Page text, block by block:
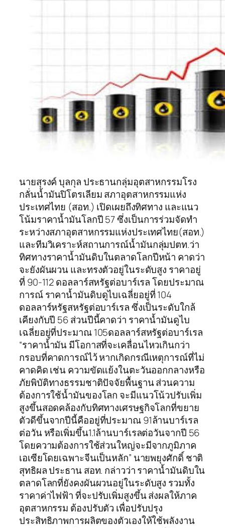
นายสุรงค์ บุลกุล ประธานกลุ่มอุตสาหกรรมโรง
กลั่นน้ำมันปิโตรเลียม สภาอุตสาหกรรมแห่ง
ประเทศไทย (สอท.) เปิดเผยถึงทิศทาง และแนว
โน้มราคาน้ำมันโลกปี 57 ซึ่งเป็นการร่วมจัดทำ
ระหว่างสภาอุตสาหกรรมแห่งประเทศไทย(สอท.)
และทีมวิเคราะห์สถานการณ์น้ำมันกลุ่มปตท.ว่า
ทิศทางราคาน้ำมันดิบในตลาดโลกปีหน้า คาดว่า
จะยังผันผวน และทรงตัวอยู่ในระดับสูง ราคาอยู่
ที่ 90-112 ดอลลาร์สหรัฐต่อบาร์เรล โดยประมาณ
การณ์ ราคาน้ำมันดิบดูไบเฉลี่ยอยู่ที่ 104
ดอลลาร์หรัฐสหรัฐต่อบาร์เรล ซึ่งเป็นระดับใกล้
เคียงกับปี 56 ส่วนปีนี้คาดว่า ราคาน้ำมันดูไบ
เฉลี่ยอยู่ที่ประมาณ 105ดอลลาร์สหรัฐต่อบาร์เรล
“ราคาน้ำมัน มีโอกาสที่จะเคลื่อนไหวเกินกว่า
กรอบที่คาดการณ์ไว้ หากเกิดกรณีเหตุการณ์ที่ไม่
คาดคิด เช่น ความขัดแย้งในตะวันออกกลางหรือ
ภัยพิบัติทางธรรมชาติปัจจัยพื้นฐาน ส่วนความ
ต้องการใช้น้ำมันของโลก จะมีแนวโน้วปรับเพิ่ม
สูงขึ้นสอดคล้องกับทิศทางเศรษฐกิจโลกที่ขยาย
ตัวดีขึ้นจากปีนี้คืออยู่ที่ประมาณ 91ล้านบาร์เรล
ต่อวัน หรือเพิ่มขึ้น1.1ล้านบาร์เรลต่อวันจากปี 56
โดยความต้องการใช้ส่วนใหญ่จะมีจากภูมิภาค
เอเซียโดยเฉพาะจีนเป็นหลัก” นายพยุงศักดิ์ ชาติ
สุทธิผล ประธาน สอท. กล่าวว่า ราคาน้ำมันดิบใน
ตลาดโลกที่ยังคงผันผวนอยู่ในระดับสูง รวมทั้ง
ราคาค่าไฟฟ้า ที่จะปรับเพิ่มสูงขึ้น ส่งผลให้ภาค
อุตสาหกรรม ต้องปรับตัว เพื่อปรับปรุง
ประสิทธิภาพการผลิตของตัวเองให้ใช้พลังงาน